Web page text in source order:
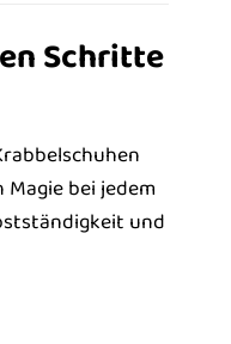
Schritte
bei jedem
und